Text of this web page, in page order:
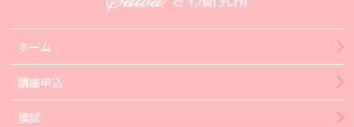
ホーム
講座申込
模試